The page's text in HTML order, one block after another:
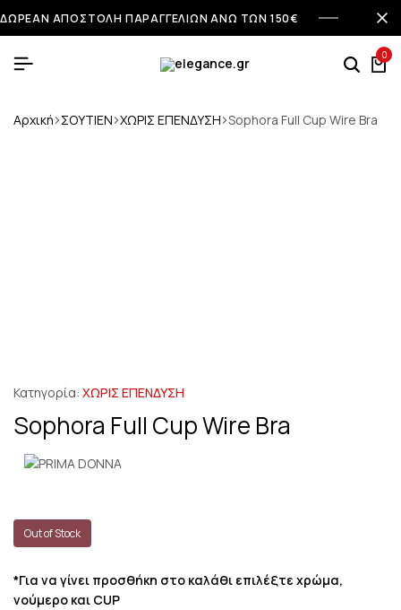
ΔΩΡΕΑΝ ΑΠΟΣΤΟΛΗ ΠΑΡΑΓΓΕΛΙΩΝ ΑΝΩ ΤΩΝ 150€
0
Αρχική ΣΟΥΤΙΕΝ ΧΩΡΙΣ ΕΠΕΝΔΥΣΗ Sophora Full Cup Wire Bra
Κατηγορία: ΧΩΡΙΣ ΕΠΕΝΔΥΣΗ
Sophora Full Cup Wire Bra
Out of Stock
*Για να γίνει προσθήκη στο καλάθι επιλέξτε χρώμα,
νούμερο και CUP